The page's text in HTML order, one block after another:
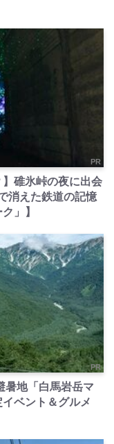
PR
】碓氷峠の夜に出会
消えた鉄道の記憶
」】
PR
暑地「白馬岩岳マ
ベント＆グルメ